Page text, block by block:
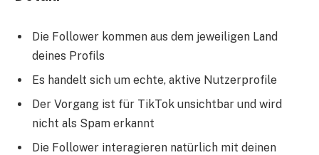
Die Follower kommen aus dem jeweiligen Land
deines Profils
Es handelt sich um echte, aktive Nutzerprofile
Der Vorgang ist für TikTok unsichtbar und wird
nicht als Spam erkannt
Die Follower interagieren natürlich mit deinen